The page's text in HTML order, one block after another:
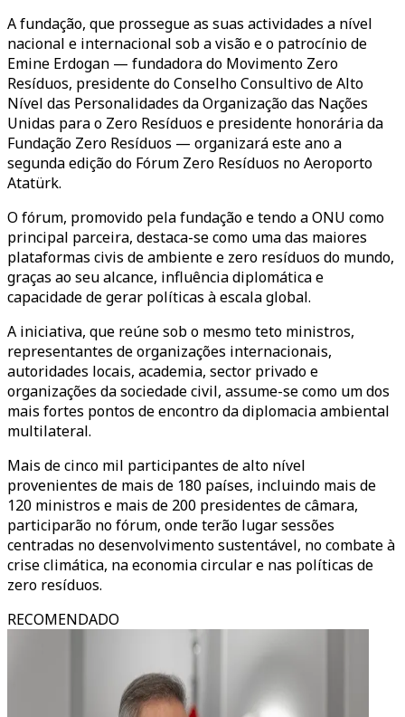
A fundação, que prossegue as suas actividades a nível
nacional e internacional sob a visão e o patrocínio de
Emine Erdogan — fundadora do Movimento Zero
Resíduos, presidente do Conselho Consultivo de Alto
Nível das Personalidades da Organização das Nações
Unidas para o Zero Resíduos e presidente honorária da
Fundação Zero Resíduos — organizará este ano a
segunda edição do Fórum Zero Resíduos no Aeroporto
Atatürk.
O fórum, promovido pela fundação e tendo a ONU como
principal parceira, destaca-se como uma das maiores
plataformas civis de ambiente e zero resíduos do mundo,
graças ao seu alcance, influência diplomática e
capacidade de gerar políticas à escala global.
A iniciativa, que reúne sob o mesmo teto ministros,
representantes de organizações internacionais,
autoridades locais, academia, sector privado e
organizações da sociedade civil, assume-se como um dos
mais fortes pontos de encontro da diplomacia ambiental
multilateral.
Mais de cinco mil participantes de alto nível
provenientes de mais de 180 países, incluindo mais de
120 ministros e mais de 200 presidentes de câmara,
participarão no fórum, onde terão lugar sessões
centradas no desenvolvimento sustentável, no combate à
crise climática, na economia circular e nas políticas de
zero resíduos.
RECOMENDADO